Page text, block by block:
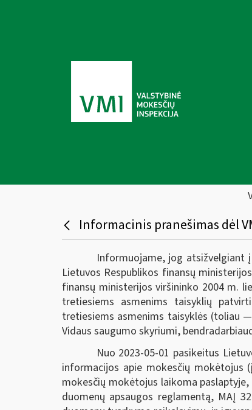
Informacinis pranešimas dėl
Informuojame, jog atsižvelgiant
Lietuvos Respublikos finansų
finansų ministerijos viršininko 2004 m.
tretiesiems asmenims taisyklių
tretiesiems asmenims taisyklės (toliau
Vidaus saugumo skyriumi,
Nuo 2023-05-01 pasikeitus
informacijos apie mokesčių mokėtojus
mokesčių mokėtojus laikoma
duomenų apsaugos reglamentą, MAĮ